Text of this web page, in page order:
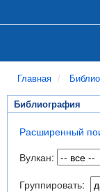
Главная
Библиография
Расширенный
Вулкан:
Группировать: